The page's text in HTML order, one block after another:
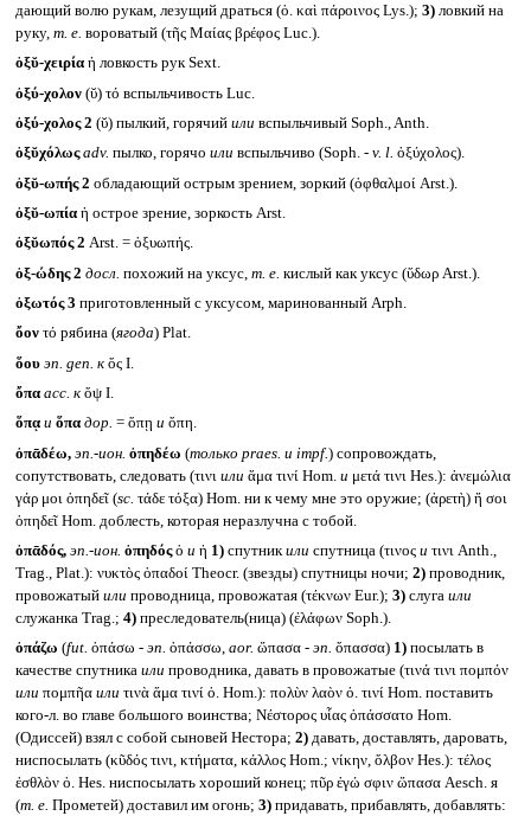
дающий волю рукам, лезущий драться (ὀ. καὶ πάροινος Lys.); 3)ловкий на
руку, т. е. вороватый (τῆς Μαίας βρέφος Luc.).
ὀξῠ-χειρία ἡ ловкость рук Sext.
ὀξύ-χολον(ῠ) τό вспыльчивость Luc.
ὀξύ-χολος 2 (ῠ) пылкий, горячий или вспыльчивый Soph., Anth.
ὀξῠχόλως adv. пылко, горячо или вспыльчиво (Soph. - v. l. ὀξύχολος).
ὀξῠ-ωπής 2 обладающий острым зрением, зоркий (ὀφθαλμοί Arst.).
ὀξῠ-ωπία ἡ острое зрение, зоркость Arst.
ὀξῠωπός 2 Arst. = ὀξυωπής.
ὀξ-ώδης 2 досл. похожий на уксус, т. е. кислый как уксус (ὕδωρ Arst.).
ὀξωτός 3 приготовленный с уксусом, маринованный Arph.
ὄον τό рябина (ягода) Plat.
ὅου эп. gen. кὅς I.
ὄπα acc. кὄψ I.
ὅπᾳ и ὅπα дор. = ὅπῃ и ὅπη.
ὀπᾱδέω, эп.-ион. ὀπηδέω (только praes. и impf.) сопровождать,
сопутствовать, следовать (τινι или ἅμα τινί Hom. и μετά τινι Hes.): ἀνεμώλια
γάρ μοι ὀπηδεῖ (sc. τάδε τόξα) Hom. ни к чему мне это оружие; (ἀρετὴ) ἥ σοι
ὀπηδεῖ Hom. доблесть, которая неразлучна с тобой.
ὀπᾱδός, эп.-ион. ὀπηδόςὁ и ἡ 1)спутникили спутница (τινος и τινι Anth.,
Trag., Plat.): νυκτὸς ὀπαδοί Theocr. (звезды) спутницы ночи; 2)проводник,
провожатый или проводница, провожатая (τέκνων Eur.); 3)слуга или
служанка Trag.; 4)преследователь(ница) (ἐλάφων Soph.).
ὀπάζω (fut. ὀπάσω - эп. ὀπάσσω, aor. ὤπασα - эп. ὄπασσα) 1)посылать в
качестве спутника или проводника, давать в провожатые (τινά τινι πομπόν
или πομπῆα или τινὰ ἅμα τινί ὀ. Hom.): πολὺν λαὸν ὀ. τινί Hom. поставить
кого-л. во главе большого воинства; Νέστορος υἷας ὀπάσσατο Hom.
(Одиссей) взял с собой сыновей Нестора; 2)давать, доставлять, даровать,
ниспосылать (κῦδός τινι, κτήματα, κάλλος Hom.; νίκην, ὄλβον Hes.): τέλος
ἐσθλὸν ὀ. Hes. ниспосылать хороший конец; πῦρ ἐγώ σφιν ὤπασα Aesch. я
(т. е. Прометей) доставил им огонь; 3)придавать, прибавлять, добавлять: